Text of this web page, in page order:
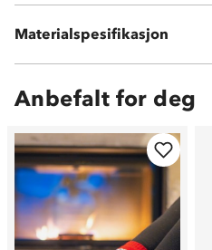
Materialspesifikasjon
55 % ull og 45 % akryl
Anbefalt for deg